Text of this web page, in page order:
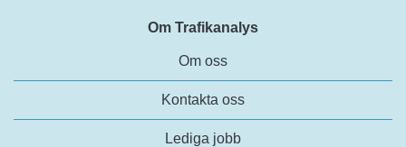
Om Trafikanalys
Om oss
Kontakta oss
Lediga jobb